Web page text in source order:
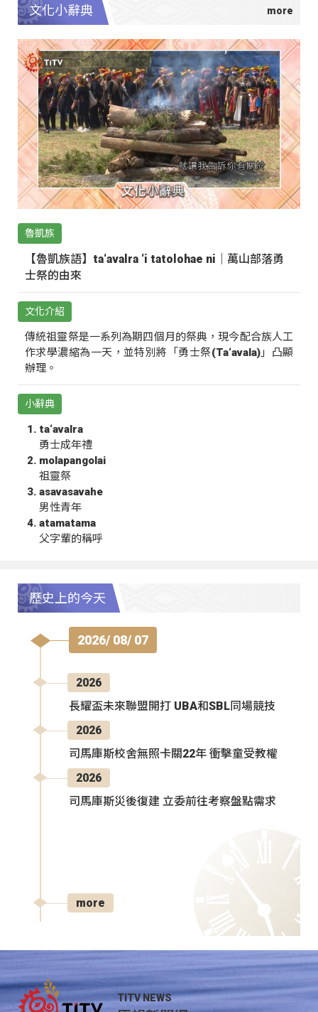
文化小辭典
魯凱族
【魯凱族語】ta‘avalra ‘i tatolohae ni｜萬山部落勇
士祭的由來
文化介紹
傳統祖靈祭是一系列為期四個月的祭典，現今配合族人工
作求學濃縮為一天，並特別將「勇士祭(Ta‘avala)」凸顯
辦理。
小辭典
ta‘avalra
勇士成年禮
molapangolai
祖靈祭
asavasavahe
男性青年
atamatama
父字輩的稱呼
歷史上的今天
2026/ 08/ 07
2026
長耀盃未來聯盟開打 UBA和SBL同場競技
2026
司馬庫斯校舍無照卡關22年 衝擊童受教權
2026
司馬庫斯災後復建 立委前往考察盤點需求
more
TITV NEWS